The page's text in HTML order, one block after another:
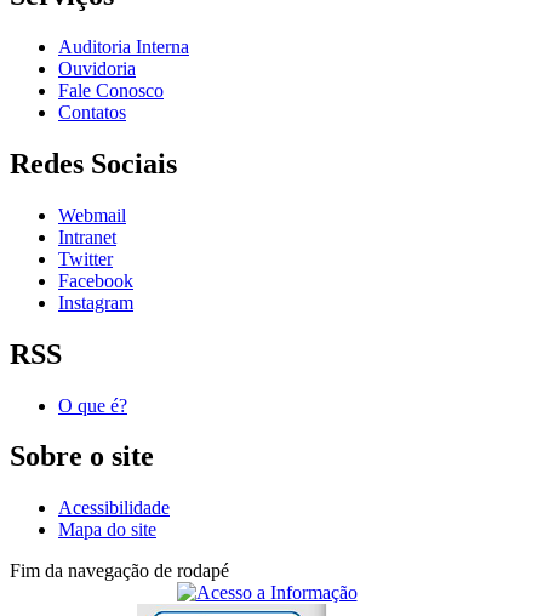
Auditoria Interna
Ouvidoria
Fale Conosco
Contatos
Redes Sociais
Webmail
Intranet
Twitter
Facebook
Instagram
RSS
O que é?
Sobre o site
Acessibilidade
Mapa do site
Fim da navegação de rodapé